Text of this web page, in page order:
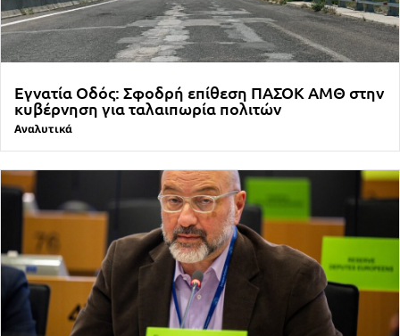
Εγνατία Οδός: Σφοδρή επίθεση ΠΑΣΟΚ ΑΜΘ στην
κυβέρνηση για ταλαιπωρία πολιτών
Αναλυτικά